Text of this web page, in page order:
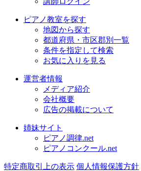
ピアノ教室を探す
地図から探す
都道府県・市区郡別一覧
条件を指定して検索
お気に入りを見る
運営者情報
メディア紹介
会社概要
広告の掲載について
姉妹サイト
ピアノ調律.net
ピアノコンクール.net
特定商取引上の表示 個人情報保護方針